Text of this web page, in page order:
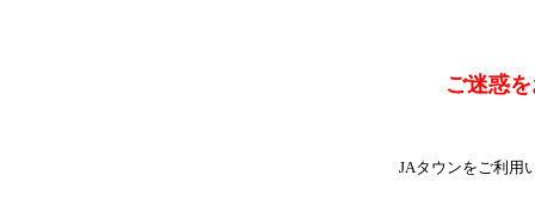
ご迷惑
JAタウンをご利用